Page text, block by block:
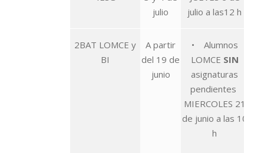
julio
julio a las12 h
2BAT LOMCE y
BI
A partir
del 19 de
junio
• Alumnos
LOMCE SIN
asignaturas
pendientes
MIERCOLES 21
de junio a las 10
h